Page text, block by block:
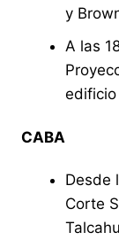
y
A las
CABA
Desde
Corte